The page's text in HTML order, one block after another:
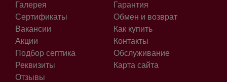
Галерея
Сертификаты
Вакансии
Акции
Подбор септика
Реквизиты
Отзывы
Гарантия
Обмен и возврат
Как купить
Контакты
Обслуживание
Карта сайта